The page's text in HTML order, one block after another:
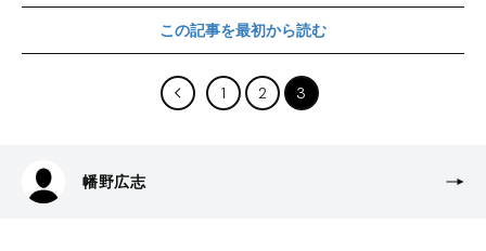
この記事を最初から読む
1 2 3
幡野広志